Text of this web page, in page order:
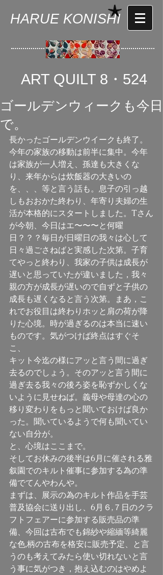
HARUE KONISHI
ART QUILT 8・524
ゴールデンウィークも今日
で。
長かったゴールデンウイークも終了。
今年の家族の移動は前半に集中。今年
は家族が一人増え、孫達も大きくな
り、来年からは炊飯器の大きいの
を、、、等と言う話も。息子の引っ越
しもおおかた終わり、年寄り夫婦の生
活が本格的にスタートしました。Tさん
が今朝、今日はエ〜〜〜と何曜
日？？？毎日が日曜日の我々は心して
日々過ごさねばと実感した次第。子育
てやっと終わり、我家の子供は成長が
遅いと思っていたが違いました，我々
親の方が成長が遅いので自ずと子供の
成長も遅くなると言う次第。まあ，こ
れでお役目は終わりホッと肩の荷が降
りた心境。時が過ぎるのは本当に速い
ものです。気がつけば終点はすぐそ
こ、
キット今迄の様にアッと言う間に過ぎ
去るのでしょう。そのアッと言う間に
過ぎ去る我々の後ろ姿を恥ずかしくな
いように見せねば。義母や母達の心の
移り変わりをもっと聞いておけば良か
った。聞いているようで何も聞いてい
ない自分が。
と、心境はここまで。
そしてお休みの後半は6月に催される雅
叙園でのキルト催事に参加する為の準
備でてんやわんや。
まずは、展示の為のキルト作品を手芸
普及協会に送り出し、6月６,７日のクラ
フトフェアーに参加する販売品の準
備、今回は古布でも錦紗や縮緬等綺麗
な色,柄の古布を格安に販売予定、と言
うのも考えてみたら使い切れないと言
う事に気がつき，抱え込むのはやめよ